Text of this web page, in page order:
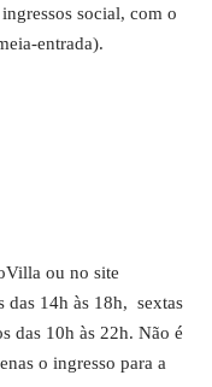
social, com o
entrada).
ou no site
das 14h às 18h, sextas
das 10h às 22h. Não é
o ingresso para a